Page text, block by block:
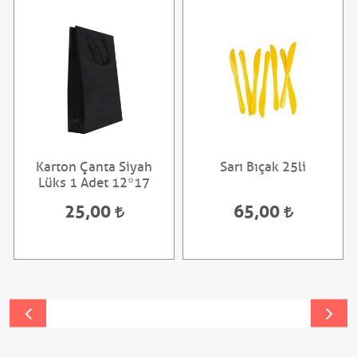
Karton Çanta Siyah
Lüks 1 Adet 12*17
25,00
Sarı Bıçak 25li
65,00